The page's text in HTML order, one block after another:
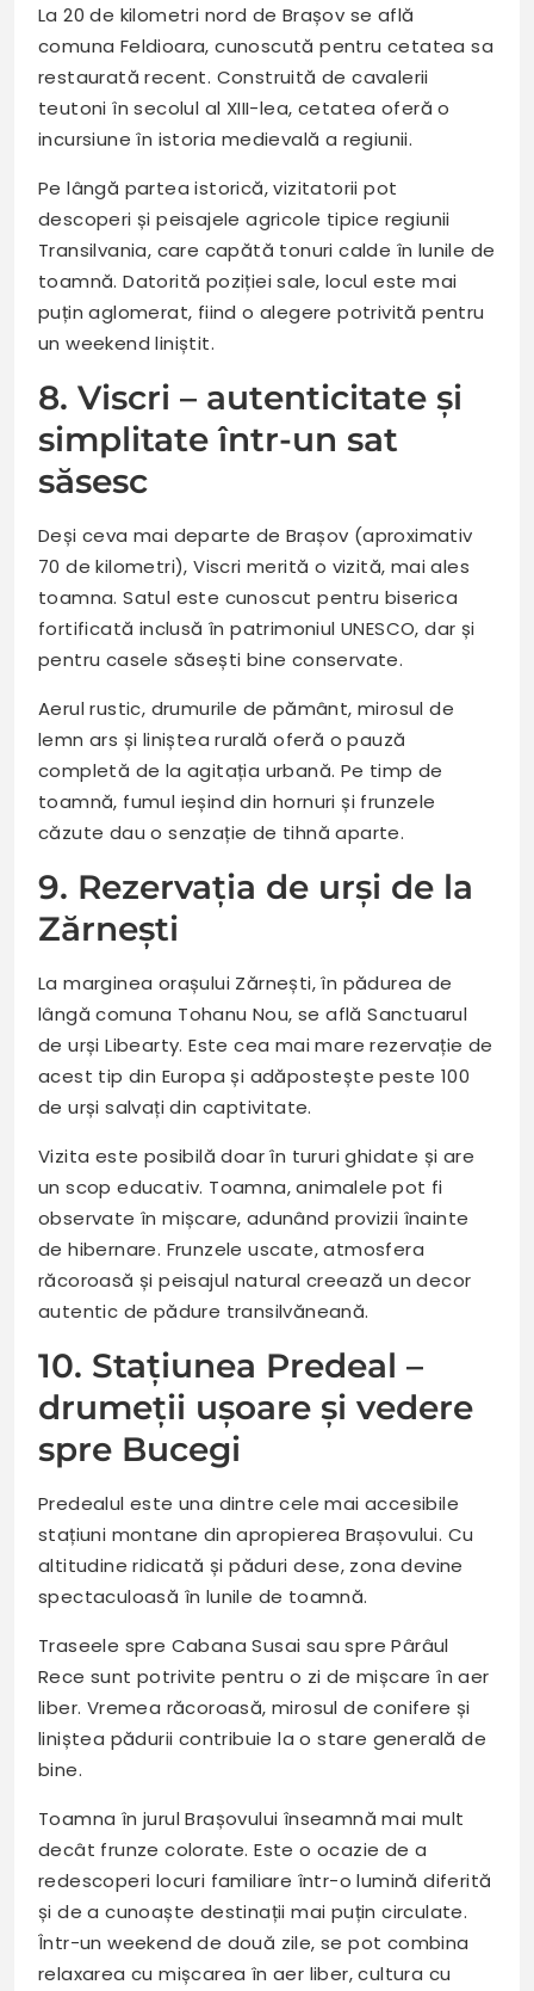
La 20 de kilometri nord de Brașov se află
comuna Feldioara, cunoscută pentru cetatea sa
restaurată recent. Construită de cavalerii
teutoni în secolul al XIII-lea, cetatea oferă o
incursiune în istoria medievală a regiunii.
Pe lângă partea istorică, vizitatorii pot
descoperi și peisajele agricole tipice regiunii
Transilvania, care capătă tonuri calde în lunile de
toamnă. Datorită poziției sale, locul este mai
puțin aglomerat, fiind o alegere potrivită pentru
un weekend liniștit.
8. Viscri – autenticitate și
simplitate într-un sat
săsesc
Deși ceva mai departe de Brașov (aproximativ
70 de kilometri), Viscri merită o vizită, mai ales
toamna. Satul este cunoscut pentru biserica
fortificată inclusă în patrimoniul UNESCO, dar și
pentru casele săsești bine conservate.
Aerul rustic, drumurile de pământ, mirosul de
lemn ars și liniștea rurală oferă o pauză
completă de la agitația urbană. Pe timp de
toamnă, fumul ieșind din hornuri și frunzele
căzute dau o senzație de tihnă aparte.
9. Rezervația de urși de la
Zărnești
La marginea orașului Zărnești, în pădurea de
lângă comuna Tohanu Nou, se află Sanctuarul
de urși Libearty. Este cea mai mare rezervație de
acest tip din Europa și adăpostește peste 100
de urși salvați din captivitate.
Vizita este posibilă doar în tururi ghidate și are
un scop educativ. Toamna, animalele pot fi
observate în mișcare, adunând provizii înainte
de hibernare. Frunzele uscate, atmosfera
răcoroasă și peisajul natural creează un decor
autentic de pădure transilvăneană.
10. Stațiunea Predeal –
drumeții ușoare și vedere
spre Bucegi
Predealul este una dintre cele mai accesibile
stațiuni montane din apropierea Brașovului. Cu
altitudine ridicată și păduri dese, zona devine
spectaculoasă în lunile de toamnă.
Traseele spre Cabana Susai sau spre Pârâul
Rece sunt potrivite pentru o zi de mișcare în aer
liber. Vremea răcoroasă, mirosul de conifere și
liniștea pădurii contribuie la o stare generală de
bine.
Toamna în jurul Brașovului înseamnă mai mult
decât frunze colorate. Este o ocazie de a
redescoperi locuri familiare într-o lumină diferită
și de a cunoaște destinații mai puțin circulate.
Într-un weekend de două zile, se pot combina
relaxarea cu mișcarea în aer liber, cultura cu